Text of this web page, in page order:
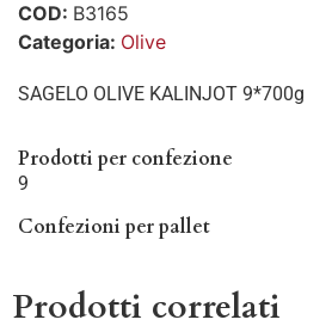
COD: B3165
Categoria: Olive
SAGELO OLIVE KALINJOT 9*700g
Prodotti per confezione
9
Confezioni per pallet
Prodotti correlati